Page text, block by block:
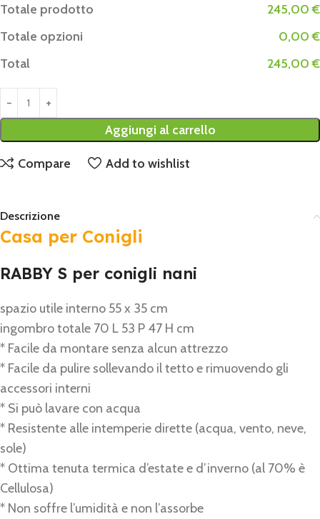
Totale prodotto
245,00 €
Totale opzioni
0,00 €
Total
245,00 €
Aggiungi al carrello
Compare Add to wishlist
Descrizione
Casa per Conigli
RABBY S per conigli nani
spazio utile interno 55 x 35 cm
ingombro totale 70 L 53 P 47 H cm
* Facile da montare senza alcun attrezzo
* Facile da pulire sollevando il tetto e rimuovendo gli
accessori interni
* Si può lavare con acqua
* Resistente alle intemperie dirette (acqua, vento, neve,
sole)
* Ottima tenuta termica d’estate e d’inverno (al 70% è
Cellulosa)
* Non soffre l’umidità e non l’assorbe